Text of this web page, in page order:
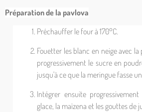
Préparation de la pavlova
Préchauffer le four à 170°C.
Fouetter les blanc en neige avec
progressivement le sucre en
jusqu'à ce que la meringue fasse
Intégrer ensuite
glace, la maïzena et les gouttes de